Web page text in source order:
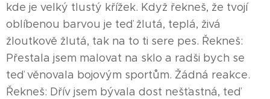
kde je velký tlustý křížek. Když řekneš, že tvojí
oblíbenou barvou je teď žlutá, teplá, živá
žloutkově žlutá, tak na to ti sere pes. Řekneš:
Přestala jsem malovat na sklo a radši bych se
teď věnovala bojovým sportům. Žádná reakce.
Řekneš: Dřív jsem bývala dost nešťastná, teď